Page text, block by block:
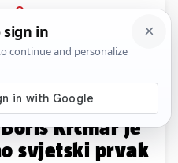
PRIJAVA
Komentari
elektronskog
Krčmar je
svjetski prvak